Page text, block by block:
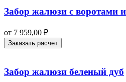
Забор жалюзи с воротами
от 7 959,00 ₽
Заказать расчет
Забор жалюзи беленый дуб